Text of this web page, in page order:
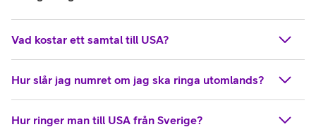
Vad kostar ett samtal till USA?
Hur slår jag numret om jag ska ringa utomlands?
Hur ringer man till USA från Sverige?